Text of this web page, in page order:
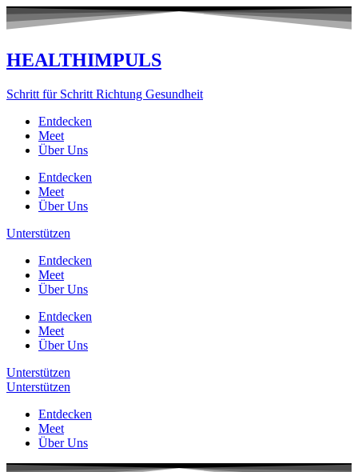
Zum
Inhalt
HEALTHIMPULS
Schritt für Schritt Richtung Gesundheit
Entdecken
Meet
Über Uns
Entdecken
Meet
Über Uns
Unterstützen
Entdecken
Meet
Über Uns
Entdecken
Meet
Über Uns
Unterstützen
Unterstützen
Entdecken
Meet
Über Uns